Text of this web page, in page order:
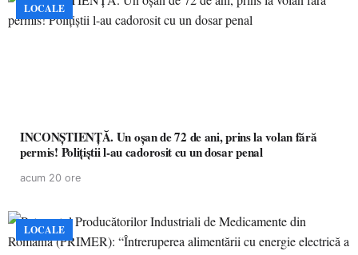
LOCALE
INCONȘTIENȚĂ. Un oșan de 72 de ani, prins la volan fără
permis! Polițiștii l-au cadorosit cu un dosar penal
acum 20 ore
LOCALE